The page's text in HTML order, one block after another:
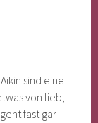
sind eine
von lieb,
fast gar